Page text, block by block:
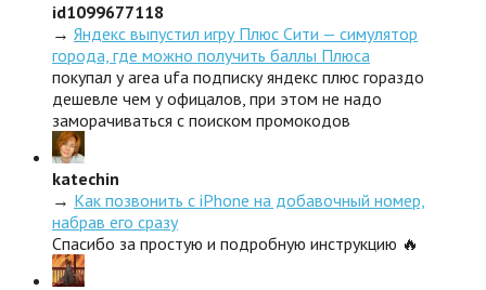
id1099677118
→ Яндекс выпустил игру Плюс Сити — симулятор
города, где можно получить баллы Плюса
покупал у area ufa подписку яндекс плюс гораздо
дешевле чем у офицалов, при этом не надо
заморачиваться с поиском промокодов
katechin
→ Как позвонить с iPhone на добавочный номер,
набрав его сразу
Спасибо за простую и подробную инструкцию 🔥